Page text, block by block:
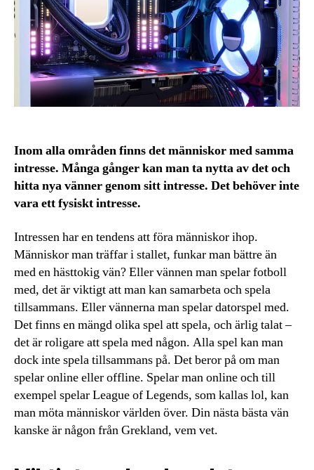
Inom alla områden finns det människor med samma
intresse. Många gånger kan man ta nytta av det och
hitta nya vänner genom sitt intresse. Det behöver inte
vara ett fysiskt intresse.
Intressen har en tendens att föra människor ihop.
Människor man träffar i stallet, funkar man bättre än
med en hästtokig vän? Eller vännen man spelar fotboll
med, det är viktigt att man kan samarbeta och spela
tillsammans. Eller vännerna man spelar datorspel med.
Det finns en mängd olika spel att spela, och ärlig talat –
det är roligare att spela med någon. Alla spel kan man
dock inte spela tillsammans på. Det beror på om man
spelar online eller offline. Spelar man online och till
exempel spelar League of Legends, som kallas lol, kan
man möta människor världen över. Din nästa bästa vän
kanske är någon från Grekland, vem vet.